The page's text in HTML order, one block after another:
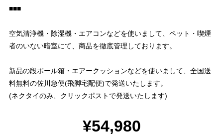
■■■
空気清浄機・除湿機・エアコンなどを使いまして、ペット・喫煙
者のいない暗室にて、商品を徹底管理しております。
新品の段ボール箱・エアークッションなどを使いまして、全国送
料無料の佐川急便(飛脚宅配便)で発送いたします。
(ネクタイのみ、クリックポストで発送いたします)
¥54,980